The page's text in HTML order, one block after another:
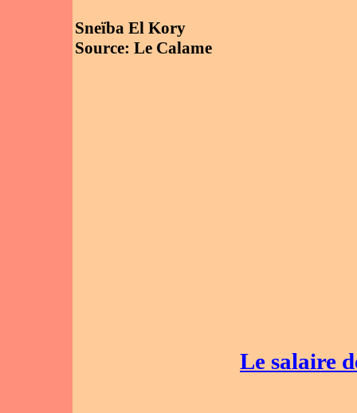
Sneïba El Kory
Source: Le Calame
Le salaire